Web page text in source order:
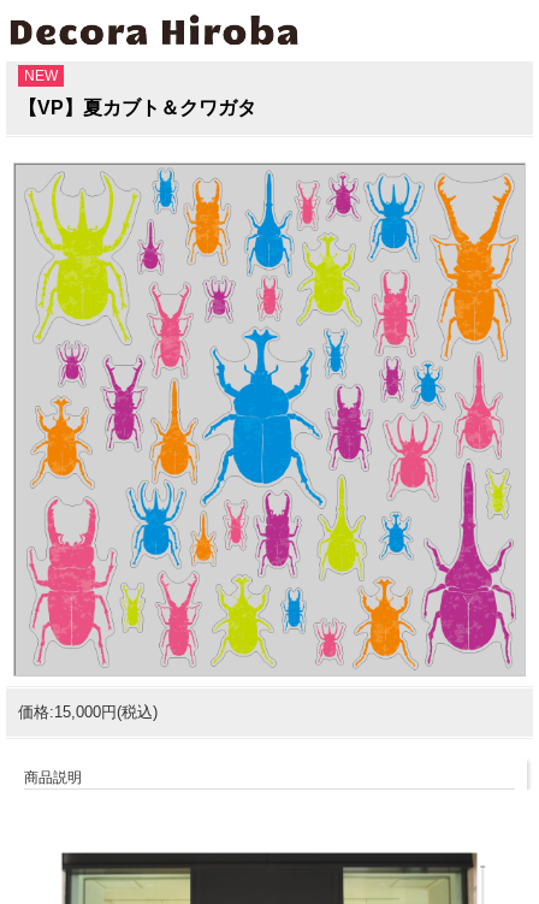
TOP > 窓デコ-今おすすめの商品
NEW
【VP】夏カブト＆クワガタ
価格:15,000円(税込)
商品説明